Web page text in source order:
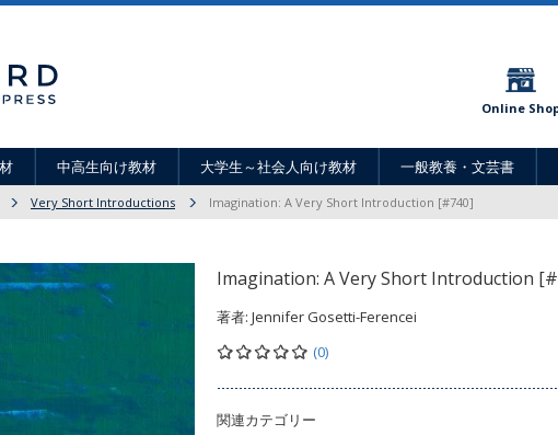
Online
中高生向け教材 大学生～社会人向け教材 一般教養・文芸書
Very Short Introductions Imagination: A Very Short Introduction [#740]
Imagination: A Very Short Introduction
著者: Jennifer Gosetti-Ferencei
(0)
関連カテゴリー